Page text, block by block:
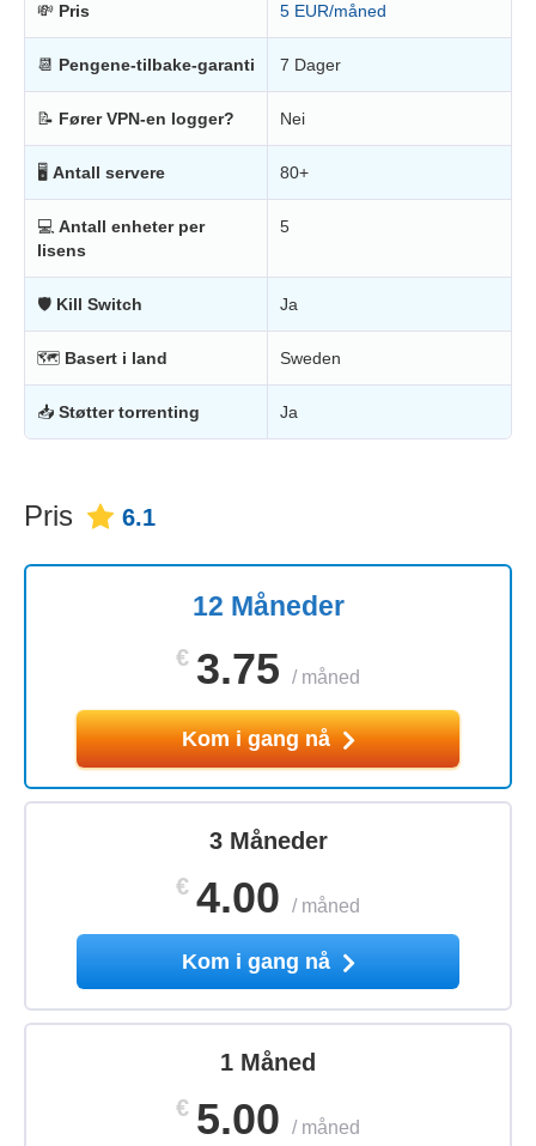
💸 Pris 5 EUR/måned
📆 Pengene-tilbake-garanti 7 Dager
📝 Fører VPN-en logger? Nei
🖥 Antall servere 80+
💻 Antall enheter per
lisens
5
🛡 Kill Switch Ja
🗺 Basert i land Sweden
📥 Støtter torrenting Ja
Pris 6.1
12 Måneder
€ 3.75 / måned
Kom i gang nå
3 Måneder
€ 4.00 / måned
Kom i gang nå
1 Måned
€ 5.00 / måned